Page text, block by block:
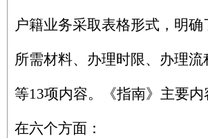
户籍业务采取表格形式，明确
所需材料、办理时限、办理流
等13项内容。《指南》主要
在六个方面：